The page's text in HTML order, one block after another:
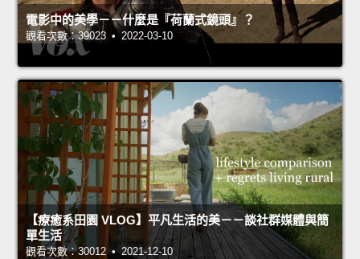
電影中的美學－－什麼是『荷蘭式鏡頭』？
觀看次數：39023 • 2022-03-10
【療癒系田園 VLOG】平凡生活的美－－談社群媒體與簡
單生活
觀看次數：30012 • 2021-12-10